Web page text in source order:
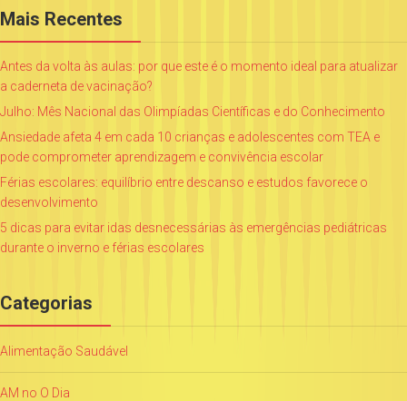
Mais Recentes
Antes da volta às aulas: por que este é o momento ideal para atualizar
a caderneta de vacinação?
Julho: Mês Nacional das Olimpíadas Científicas e do Conhecimento
Ansiedade afeta 4 em cada 10 crianças e adolescentes com TEA e
pode comprometer aprendizagem e convivência escolar
Férias escolares: equilíbrio entre descanso e estudos favorece o
desenvolvimento
5 dicas para evitar idas desnecessárias às emergências pediátricas
durante o inverno e férias escolares
Categorias
Alimentação Saudável
AM no O Dia